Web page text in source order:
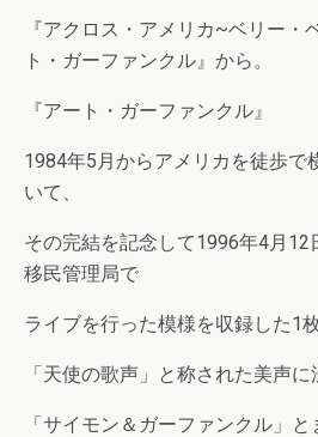
『アクロス・アメリカ~ベリー・
ト・ガーファンクル』から。
『アート・ガーファンクル』
1984年5月からアメリカを徒歩で
いて、
その完結を記念して1996年4月
移民管理局で
ライブを行った模様を収録した1枚
「天使の歌声」と称された美声
「サイモン＆ガーファンクル」